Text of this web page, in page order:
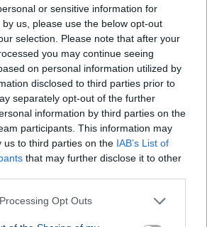
or sensitive information for
us, please use the below opt-out
selection. Please note that after your
you may continue seeing
on personal information utilized by
disclosed to third parties prior to
separately opt-out of the further
information by third parties on the
participants. This information may
us to third parties on the IAB’s List of
that may further disclose it to other
Opt Outs
GAZDASÁG
2026-ban
nő a
cafeteria
4.
tényleg búcsúzhat
a Tesco